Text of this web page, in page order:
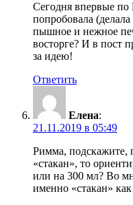
Сегодня впервые
попробовала
пышное и нежное
восторге? И в пост
за идею!
Ответить
Елена:
21.11.2019 в 05:49
Римма, подскажите,
«стакан», то
или на 300 мл? Во
именно «стакан»